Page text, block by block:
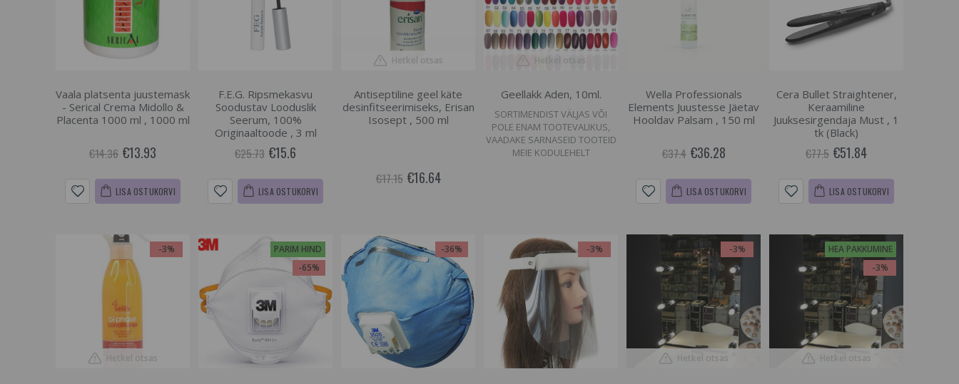
Vaala platsenta juustemask
- Serical Crema Midollo &
Placenta 1000 ml , 1000 ml
€14.36 €13.93
LISA OSTUKORVI
F.E.G. Ripsmekasvu
Soodustav Looduslik
Seerum, 100%
Originaaltoode , 3 ml
€25.73 €15.6
LISA OSTUKORVI
Hetkel otsas
Antiseptiline geel käte
desinfitseerimiseks, Erisan
Isosept , 500 ml
€17.15 €16.64
Hetkel otsas
Geellakk Aden, 10ml.
SORTIMENDIST VÄLJAS VÕI
POLE ENAM TOOTEVALIKUS,
VAADAKE SARNASEID TOOTEID
MEIE KODULEHELT
Wella Professionals
Elements Juustesse Jäetav
Hooldav Palsam , 150 ml
€37.4 €36.28
LISA OSTUKORVI
Cera Bullet Straightener,
Keraamiline
Juuksesirgendaja Must , 1
tk (Black)
€77.5 €51.84
LISA OSTUKORVI
-3%
Hetkel otsas
PARIM HIND
-65%
-36% -3% -3%
Hetkel otsas
HEA PAKKUMINE
-3%
Hetkel otsas